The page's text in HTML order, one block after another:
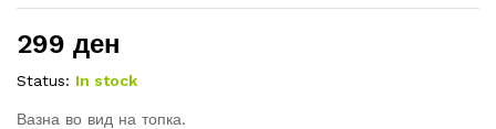
299 ден
Status: In stock
Вазна во вид на топка.